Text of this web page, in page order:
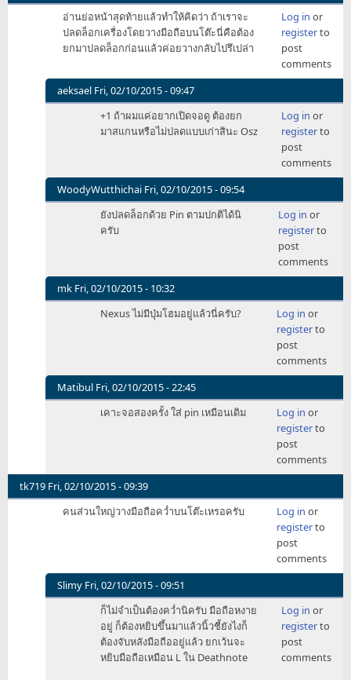
ของ
รา
คา
ที่ท
sonkub
อ่านย่อหน้าสุดท้ายแล้วทำให้คิดว่า ถ้าเราจะ
ปลดล็อกเครื่องโดยวางมือถือบนโต๊ะนี่คือต้อง
ยกมาปลดล็อกก่อนแล้วค่อยวางกลับไปรึเปล่า
Log in or
registerto
post
comments
aeksael Fri, 02/10/2015 - 09:47
In
สุดท้าย
แล้ว
errin
+1 ถ้าผมแค่อยากเปิดจอดู ต้องยก
มาสแกนหรือไม่ปลดแบบเก่าสินะ Osz
Log in or
registerto
post
comments
WoodyWutthichai Fri, 02/10/2015 - 09:54
In
สุดท้าย
แล้ว
errin
ยังปลดล็อกด้วย Pin ตามปกติได้นิ
ครับ
Log in or
registerto
post
comments
mk Fri, 02/10/2015 - 10:32
In
สุดท้าย
แล้ว
errin
Nexus ไม่มีปุ่มโฮมอยู่แล้วนี่ครับ? Log in or
registerto
post
comments
Matibul Fri, 02/10/2015 - 22:45
In
สุดท้าย
แล้ว
ทำ
errin
เคาะจอสองครั้ง ใส่ pin เหมือนเดิม Log in or
registerto
post
comments
tk719 Fri, 02/10/2015 - 09:39
คนส่วนใหญ่วางมือถือคว่ำบนโต๊ะเหรอครับ
Log in or
registerto
post
comments
Slimy Fri, 02/10/2015 - 09:51
In
ก็ไม่จำเป็นต้องคว่ำนิครับ มือถือหงาย
อยู่ ก็ต้องหยิบขึ้นมาแล้วนิ้วชี้ยังไงก็
ต้องจับหลังมือถืออยู่แล้ว ยกเว้นจะ
หยิบมือถือเหมือน L ใน Deathnote
Log in or
registerto
post
comments